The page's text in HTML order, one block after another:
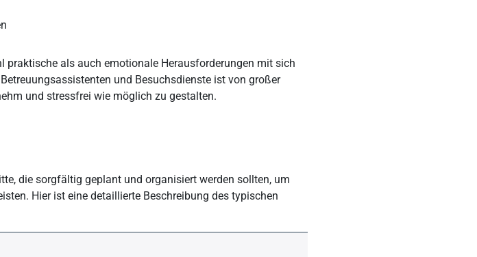
praktische als auch emotionale Herausforderungen mit sich
und Besuchsdienste ist von großer
und stressfrei wie möglich zu gestalten.
die sorgfältig geplant und organisiert werden sollten, um
Hier ist eine detaillierte Beschreibung des typischen